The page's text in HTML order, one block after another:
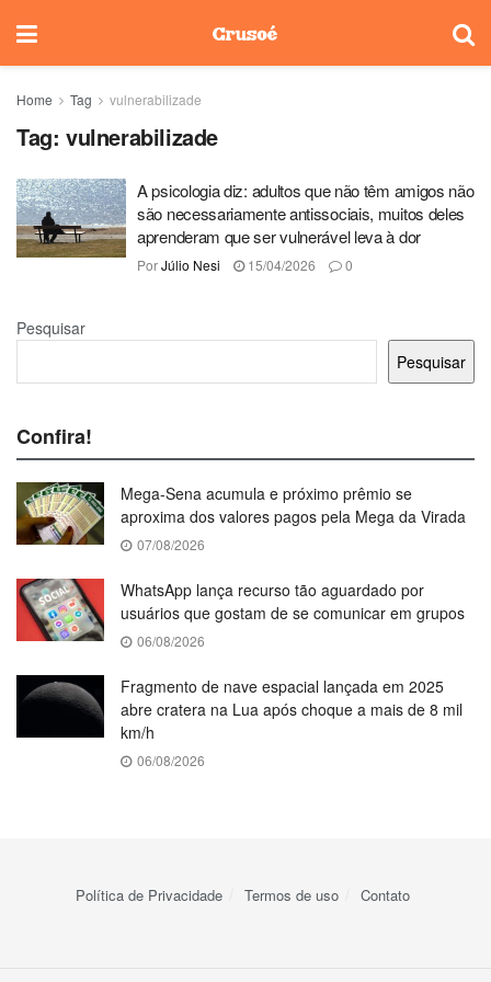
Home Tag vulnerabilizade
Tag: vulnerabilizade
A psicologia diz: adultos que não têm amigos não
são necessariamente antissociais, muitos deles
aprenderam que ser vulnerável leva à dor
PorJúlio Nesi 15/04/2026 0
Pesquisar
Pesquisar
Confira!
Mega-Sena acumula e próximo prêmio se
aproxima dos valores pagos pela Mega da Virada
07/08/2026
WhatsApp lança recurso tão aguardado por
usuários que gostam de se comunicar em grupos
06/08/2026
Fragmento de nave espacial lançada em 2025
abre cratera na Lua após choque a mais de 8 mil
km/h
06/08/2026
Política de Privacidade Termos de uso Contato